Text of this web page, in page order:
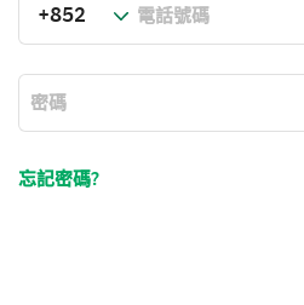
忘記密碼?